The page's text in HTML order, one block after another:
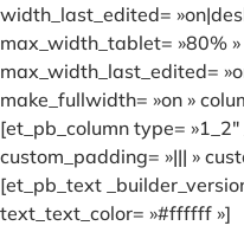
width_last_edited=
max_width_tablet= »80% »
max_width_last_edited=
make_fullwidth= »on »
[et_pb_column type=
custom_padding= »||| »
[et_pb_text
text_text_color= »#ffffff »]